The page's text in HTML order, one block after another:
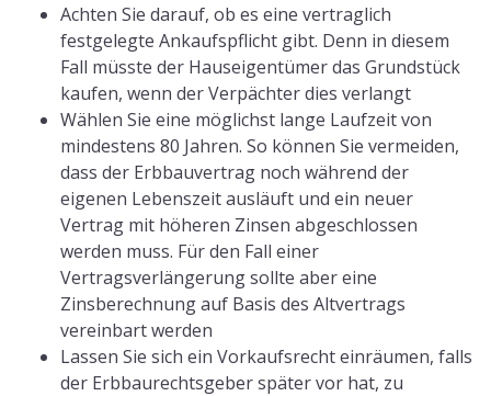
Achten Sie darauf, ob es eine vertraglich
festgelegte Ankaufspflicht gibt. Denn in diesem
Fall müsste der Hauseigentümer das Grundstück
kaufen, wenn der Verpächter dies verlangt
Wählen Sie eine möglichst lange Laufzeit von
mindestens 80 Jahren. So können Sie vermeiden,
dass der Erbbauvertrag noch während der
eigenen Lebenszeit ausläuft und ein neuer
Vertrag mit höheren Zinsen abgeschlossen
werden muss. Für den Fall einer
Vertragsverlängerung sollte aber eine
Zinsberechnung auf Basis des Altvertrags
vereinbart werden
Lassen Sie sich ein Vorkaufsrecht einräumen, falls
der Erbbaurechtsgeber später vor hat, zu